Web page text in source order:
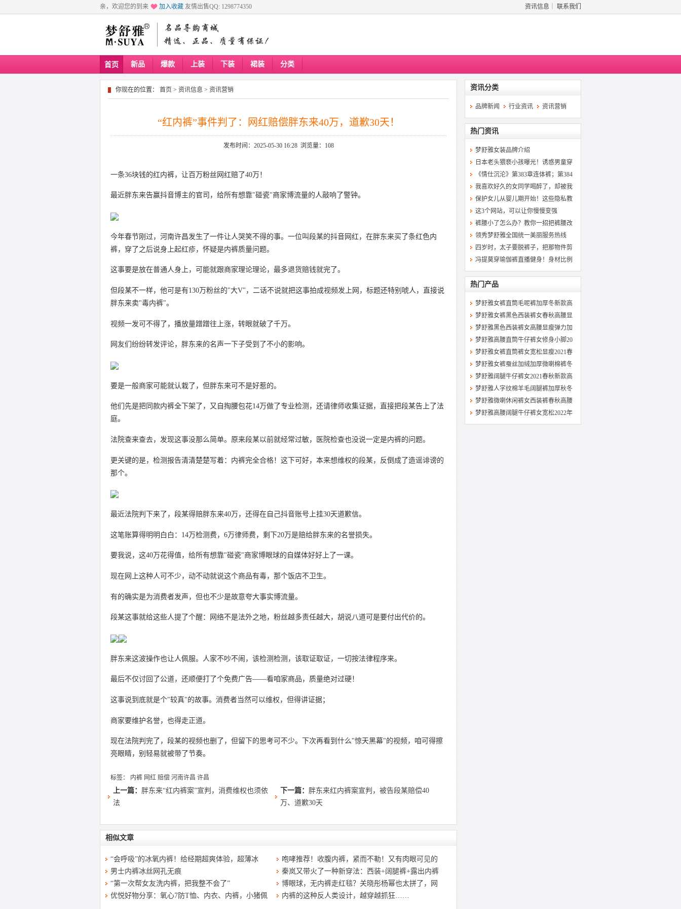
亲，欢迎您的到来 加入收藏 友情出售QQ: 1298774350 资讯信息 联系我们
首页 新品 爆款 上装 下装 裙装 分类
你现在的位置： 首页 > 资讯信息 > 资讯营销
“红内裤”事件判了：网红赔偿胖东来40万，道歉30天！
发布时间：2025-05-30 16:28 浏览量：108
一条36块钱的红内裤，让百万粉丝网红赔了40万！
最近胖东来告赢抖音博主的官司，给所有想靠"碰瓷"商家博流量的人敲响了警钟。
今年春节刚过，河南许昌发生了一件让人哭笑不得的事。一位叫段某的抖音网红，在胖东来买了条红色内
裤，穿了之后说身上起红疹，怀疑是内裤质量问题。
这事要是放在普通人身上，可能就跟商家理论理论，最多退货赔钱就完了。
但段某不一样，他可是有130万粉丝的"大V"，二话不说就把这事拍成视频发上网，标题还特别唬人，直接说
胖东来卖"毒内裤"。
视频一发可不得了，播放量蹭蹭往上涨，转眼就破了千万。
网友们纷纷转发评论，胖东来的名声一下子受到了不小的影响。
要是一般商家可能就认栽了，但胖东来可不是好惹的。
他们先是把同款内裤全下架了，又自掏腰包花14万做了专业检测，还请律师收集证据，直接把段某告上了法
庭。
法院查来查去，发现这事没那么简单。原来段某以前就经常过敏，医院检查也没说一定是内裤的问题。
更关键的是，检测报告清清楚楚写着：内裤完全合格！这下可好，本来想维权的段某，反倒成了造谣诽谤的
那个。
最近法院判下来了，段某得赔胖东来40万，还得在自己抖音账号上挂30天道歉信。
这笔账算得明明白白：14万检测费，6万律师费，剩下20万是赔给胖东来的名誉损失。
要我说，这40万花得值，给所有想靠"碰瓷"商家博眼球的自媒体好好上了一课。
现在网上这种人可不少，动不动就说这个商品有毒，那个饭店不卫生。
有的确实是为消费者发声，但也不少是故意夸大事实博流量。
段某这事就给这些人提了个醒：网络不是法外之地，粉丝越多责任越大，胡说八道可是要付出代价的。
胖东来这波操作也让人佩服。人家不吵不闹，该检测检测，该取证取证，一切按法律程序来。
最后不仅讨回了公道，还顺便打了个免费广告——看咱家商品，质量绝对过硬！
这事说到底就是个"较真"的故事。消费者当然可以维权，但得讲证据；
商家要维护名誉，也得走正道。
现在法院判完了，段某的视频也删了，但留下的思考可不少。下次再看到什么"惊天黑幕"的视频，咱可得擦
亮眼睛，别轻易就被带了节奏。
标签： 内裤 网红 赔偿 河南许昌 许昌
上一篇： 胖东来“红内裤案”宣判，消费维权也须依
法
下一篇： 胖东来红内裤案宣判，被告段某赔偿40
万、道歉30天
相似文章
“会呼吸”的冰氧内裤！给经期超爽体验，超薄冰
咆哮推荐！收腹内裤，紧而不勒！又有肉眼可见的
男士内裤冰丝网孔无痕
秦岚又带火了一种新穿法：西装+阔腿裤+露出内裤
“第一次帮女友洗内裤，把我整不会了”
博眼球，无内裤走红毯？关晓彤杨幂也太拼了，网
优悦好物分享：氧心7防T恤、内衣、内裤，小猪佩
内裤的这种反人类设计，越穿越抓狂……
资讯分类
品牌新闻 行业资讯 资讯营销
热门资讯
梦舒雅女装品牌介绍
日本老头猥亵小孩曝光！诱惑男童穿
《情仕沉沦》第383章连体裤；第384
我喜欢好久的女同学喝醉了，却被我
保护女儿从婴儿期开始！这些隐私教
这3个网站，可以让你慢慢变强
裤腰小了怎么办？教你一招把裤腰改
领秀梦舒雅全国统一美丽服务热线
四岁时，太子要脱裤子，把那物件剪
冯提莫穿瑜伽裤直播健身！身材比例
热门产品
梦舒雅女裤直筒毛呢裤加厚冬新款高
梦舒雅女裤黑色西装裤女春秋高腰显
梦舒雅黑色西装裤女高腰显瘦弹力加
梦舒雅高腰直筒牛仔裤女修身小脚20
梦舒雅女裤直筒裤女宽松显瘦2021春
梦舒雅女裤蚕丝加绒加厚微喇棉裤冬
梦舒雅阔腿牛仔裤女2021春秋新款高
梦舒雅人字纹棉羊毛阔腿裤加厚秋冬
梦舒雅微喇休闲裤女西装裤春秋高腰
梦舒雅高腰阔腿牛仔裤女宽松2022年